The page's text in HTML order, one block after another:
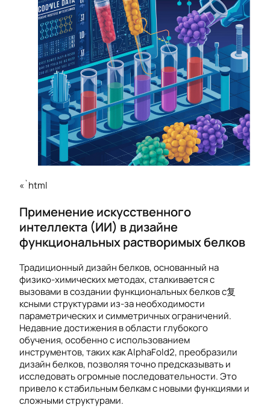
«`html
Применение искусственного
интеллекта (ИИ) в дизайне
функциональных растворимых белков
Традиционный дизайн белков, основанный на
физико-химических методах, сталкивается с
вызовами в создании функциональных белков с复
ксными структурами из-за необходимости
параметрических и симметричных ограничений.
Недавние достижения в области глубокого
обучения, особенно с использованием
инструментов, таких как AlphaFold2, преобразили
дизайн белков, позволяя точно предсказывать и
исследовать огромные последовательности. Это
привело к стабильным белкам с новыми функциями и
сложными структурами.